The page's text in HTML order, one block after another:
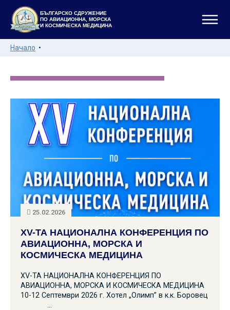
БЪЛГАРСКО СДРУЖЕНИЕ
ПО АВИАЦИОННА, МОРСКА
И КОСМИЧЕСКА МЕДИЦИНА
Начало
25.02.2026
XV-ТА НАЦИОНАЛНА КОНФЕРЕНЦИЯ ПО
АВИАЦИОННА, МОРСКА И
КОСМИЧЕСКА МЕДИЦИНА
XV-ТА НАЦИОНАЛНА КОНФЕРЕНЦИЯ ПО
АВИАЦИОННА, МОРСКА И КОСМИЧЕСКА МЕДИЦИНА
10-12 Септември 2026 г. Хотел „Олимп” в к.к. Боровец
…